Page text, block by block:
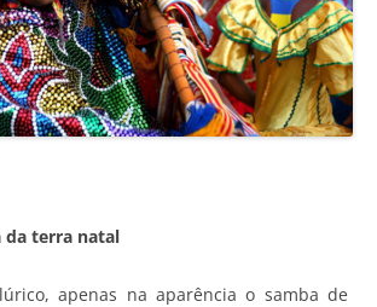
da terra natal
apenas na aparência o samba de